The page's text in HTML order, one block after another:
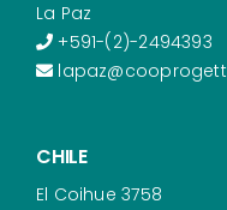
La Paz
+591-(2)-2494393
CHILE
El Coihue 3758